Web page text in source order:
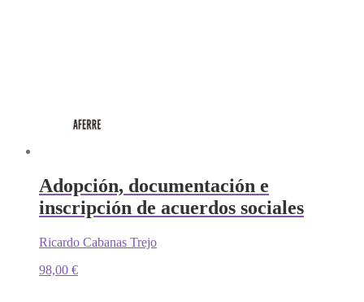
Adopción, documentación e
inscripción de acuerdos sociales
Ricardo Cabanas Trejo
98,00 €